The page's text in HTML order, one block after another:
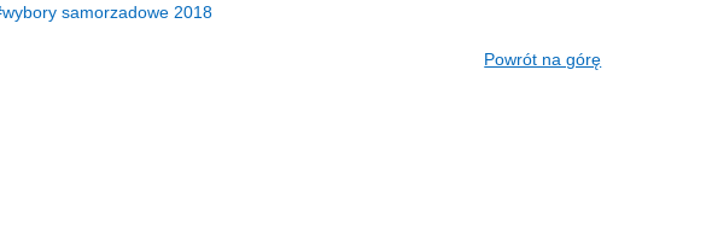
wybory samorzadowe 2018
Powrót na górę